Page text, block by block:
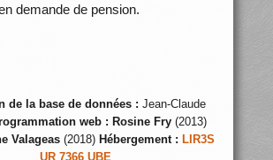
demande de pension.
de la base de données : Jean-Claude
web : Rosine Fry(2013)
Valageas (2018) Hébergement : LIR3S
UR 7366 UBE